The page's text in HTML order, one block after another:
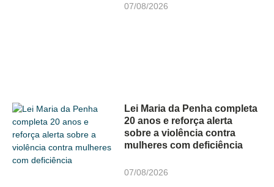
07/08/2026
Lei Maria da Penha completa
20 anos e reforça alerta
sobre a violência contra
mulheres com deficiência
07/08/2026